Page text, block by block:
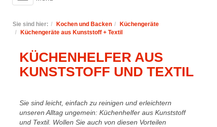
navigation
Sie sind hier: Kochen und Backen
Küchengeräte
Küchengeräte aus Kunststoff + Textil
KÜCHENHELFER AUS
KUNSTSTOFF UND TEXTIL
Sie sind leicht, einfach zu reinigen und erleichtern
unseren Alltag ungemein: Küchenhelfer aus Kunststoff
und Textil. Wollen Sie auch von diesen Vorteilen